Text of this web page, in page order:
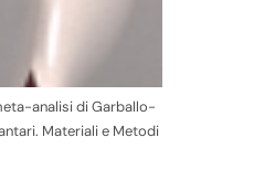
analisi di Garballo-
Materiali e Metodi